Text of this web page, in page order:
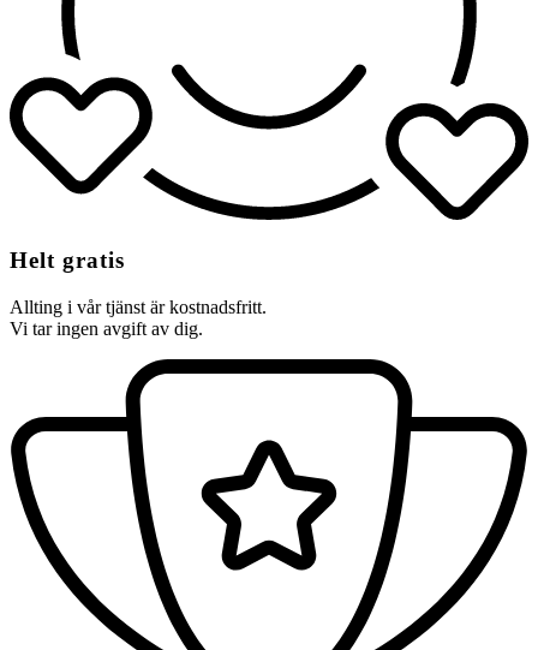
Helt gratis
Allting i vår tjänst är kostnadsfritt.
Vi tar ingen avgift av dig.